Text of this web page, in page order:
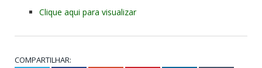
Clique aqui para visualizar
COMPARTILHAR: